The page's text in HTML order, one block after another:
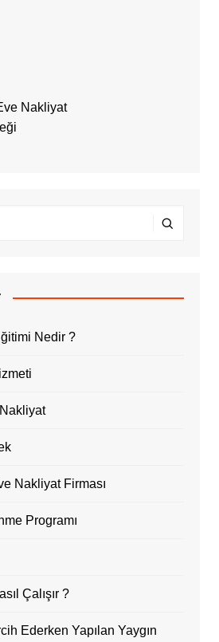
Nakliyat
Nedir ?
Nakliyat Firması
Programı
Çalışır ?
Ederken Yapılan Yaygın